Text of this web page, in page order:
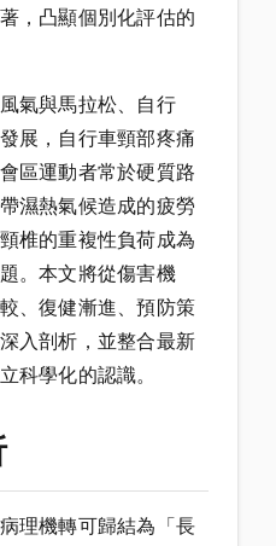
，凸顯個別化評估的
氣與馬拉松、自行
展，自行車頸部疼痛
區運動者常於硬質路
濕熱氣候造成的疲勞
椎的重複性負荷成為
。本文將從傷害機
、復健漸進、預防策
入剖析，並整合最新
科學化的認識。
理機轉可歸結為「長